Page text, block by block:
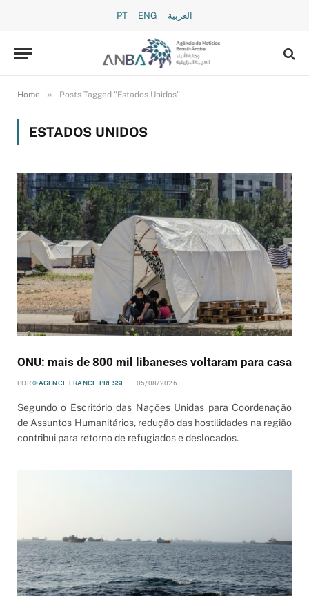
PT ENG العربية
Home » Posts Tagged "Estados Unidos"
ESTADOS UNIDOS
ONU: mais de 800 mil libaneses voltaram para casa
POR ©AGENCE FRANCE-PRESSE 05/08/2026
Segundo o Escritório das Nações Unidas para Coordenação
de Assuntos Humanitários, redução das hostilidades na região
contribui para retorno de refugiados e deslocados.